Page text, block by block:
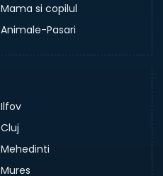
Mama si copilul
Animale-Pasari
Ilfov
Cluj
Mehedinti
Mures